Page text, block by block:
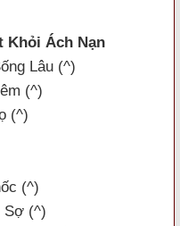
Khỏi Ách Nạn
Lâu (^)
(^)
(^)
(^)
Sợ (^)